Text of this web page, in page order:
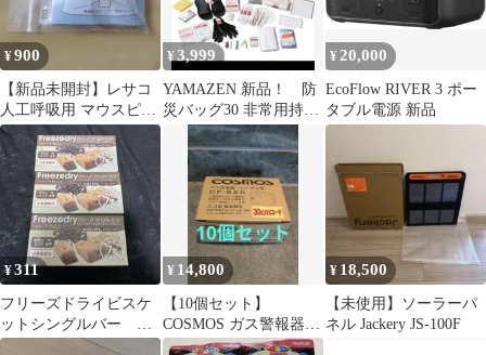
¥900
【新品未開封】レサコ
人工呼吸用 マウスピー
ス 1個 防災 救急 衛生
用品
¥3,999
YAMAZEN 新品！ 防
災バッグ30 非常用持ち
出しセット
¥20,000
EcoFlow RIVER 3 ポー
タブル電源 新品
¥311
フリーズドライビスケ
ットシングルバー チ
ョコチップ 3個
¥ 14,800
【10個セット】
COSMOS ガス警報器
CF-626
¥ 18,500
【未使用】ソーラーパ
ネル Jackery JS-100F